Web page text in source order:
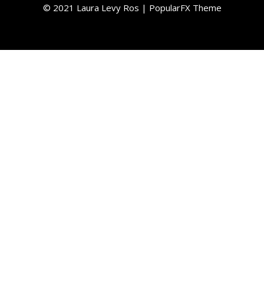
© 2021 Laura Levy Ros | PopularFX Theme